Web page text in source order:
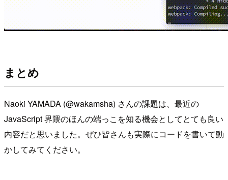
まとめ
Naoki YAMADA (@wakamsha) さんの課題は、最近の
JavaScript 界隈のほんの端っこを知る機会としてとても良い
内容だと思いました。ぜひ皆さんも実際にコードを書いて動
かしてみてください。